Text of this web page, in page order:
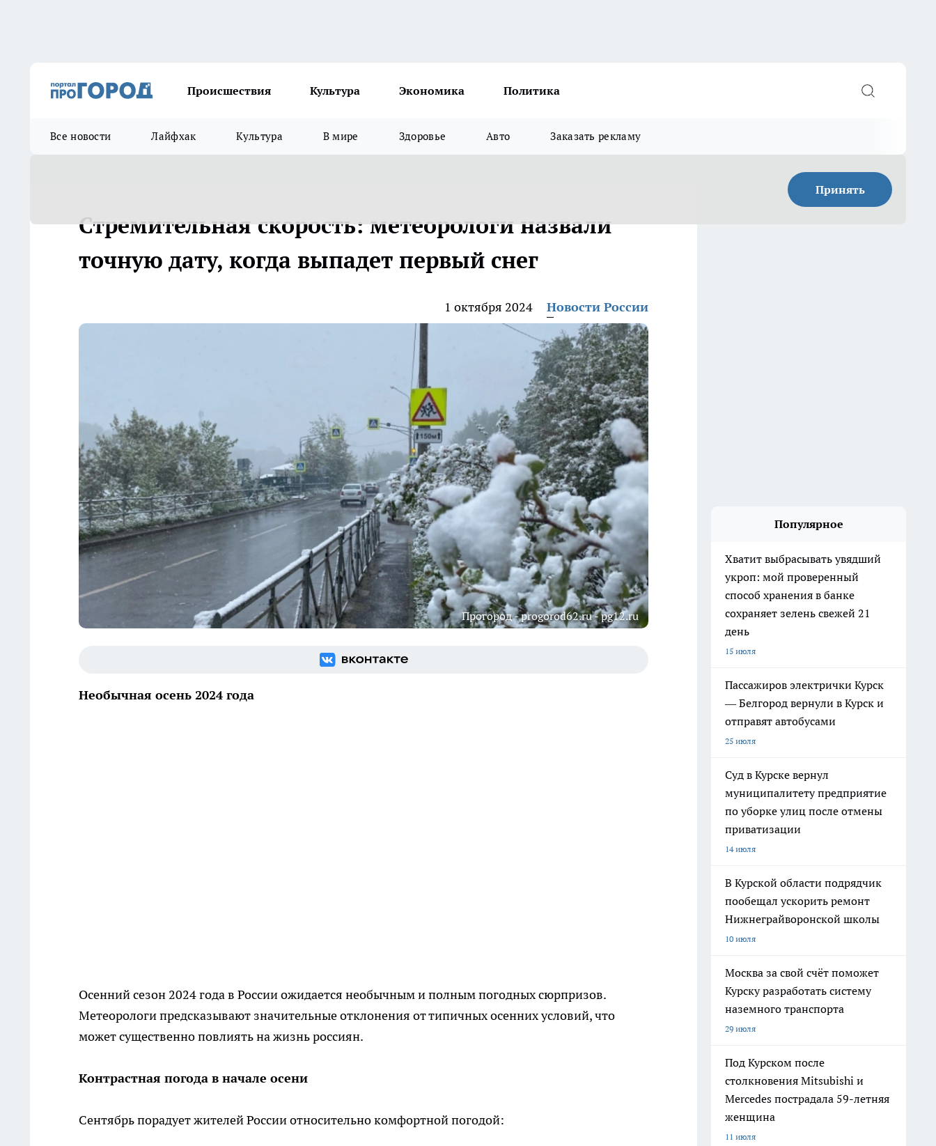
Происшествия Культура Экономика Политика
Все новости Лайфхак Культура В мире Здоровье Авто Заказать рекламу
Принять
Стремительная скорость: метеорологи назвали
точную дату, когда выпадет первый снег
1 октября 2024 Новости России
Прогород - progorod62.ru - pg12.ru
Необычная осень 2024 года
Осенний сезон 2024 года в России ожидается необычным и полным погодных сюрпризов.
Метеорологи предсказывают значительные отклонения от типичных осенних условий, что
может существенно повлиять на жизнь россиян.
Контрастная погода в начале осени
Сентябрь порадует жителей России относительно комфортной погодой:
Популярное
Хватит выбрасывать увядший
укроп: мой проверенный
способ хранения в банке
сохраняет зелень свежей 21
день
15 июля
Пассажиров электрички Курск
— Белгород вернули в Курск и
отправят автобусами
25 июля
Суд в Курске вернул
муниципалитету предприятие
по уборке улиц после отмены
приватизации
14 июля
В Курской области подрядчик
пообещал ускорить ремонт
Нижнеграйворонской школы
10 июля
Москва за свой счёт поможет
Курску разработать систему
наземного транспорта
29 июля
Под Курском после
столкновения Mitsubishi и
Mercedes пострадала 59-летняя
женщина
11 июля